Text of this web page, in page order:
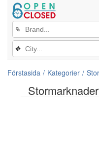
✎
❖
Förstasida Kategorier